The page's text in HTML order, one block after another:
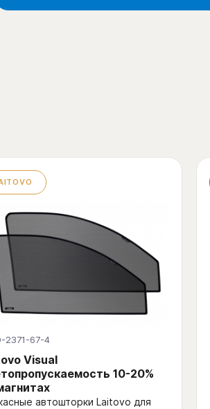
2371-67-4
Visual
10-20%
автошторки Laitovo для